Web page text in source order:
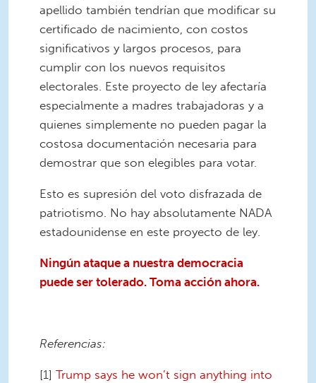
apellido también tendrían que modificar su
certificado de nacimiento, con costos
significativos y largos procesos, para
cumplir con los nuevos requisitos
electorales. Este proyecto de ley afectaría
especialmente a madres trabajadoras y a
quienes simplemente no pueden pagar la
costosa documentación necesaria para
demostrar que son elegibles para votar.
Esto es supresión del voto disfrazada de
patriotismo. No hay absolutamente NADA
estadounidense en este proyecto de ley.
Ningún ataque a nuestra democracia
puede ser tolerado. Toma acción ahora.
Referencias:
[1] Trump says he won’t sign anything into